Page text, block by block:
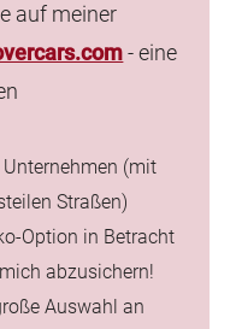
auf meiner
- eine
(mit
Straßen)
Option in Betracht
abzusichern!
Auswahl an